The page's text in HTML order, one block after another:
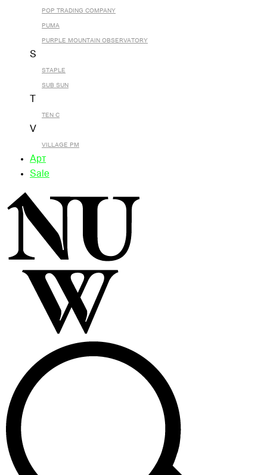
POP TRADING COMPANY
PUMA
PURPLE MOUNTAIN OBSERVATORY
S
STAPLE
SUB SUN
TEN C
V
VILLAGE PM
Арт
Sale